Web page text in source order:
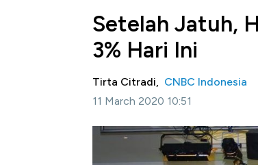
Setelah Jatuh,
3% Hari Ini
Tirta Citradi, CNBC Indonesia
11 March 2020 10:51